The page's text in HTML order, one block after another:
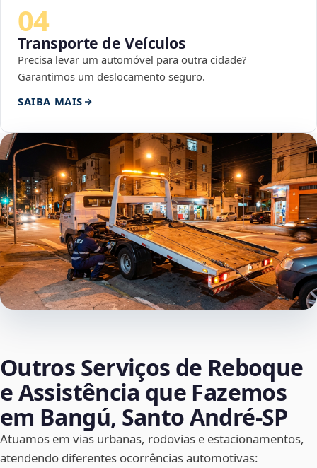
04
Transporte de Veículos
Precisa levar um automóvel para outra cidade?
Garantimos um deslocamento seguro.
SAIBA MAIS
Outros Serviços de Reboque
e Assistência que Fazemos
em Bangú, Santo André‑SP
Atuamos em vias urbanas, rodovias e estacionamentos,
atendendo diferentes ocorrências automotivas: